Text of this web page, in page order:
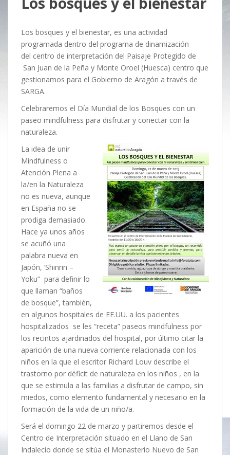
Los bosques y el bienestar, es una actividad
programada dentro del programa de dinamización
del centro de interpretación del Paisaje Protegido de
San Juan de la Peña y Monte Oroel (Huesca) centro que
gestionamos para el Gobierno de Aragón a través de
SARGA.
Celebraremos el Día Mundial de los Bosques con un
paseo mindfulness para disfrutar y conectar con la
naturaleza.
La idea de unir
Mindfulness o
Atención Plena a
la/en la Naturaleza
no es nueva, aunque
en España no se
prodiga demasiado.
Hace ya unos años
se acuñó una
palabra nueva en
Japón, ‘Shinrin –
Yoku” para definir lo
que llaman “baños
de bosque”, también,
en algunos hospitales de EE.UU. a los pacientes
hospitalizados se les “receta” paseos mindfulness por
los recintos ajardinados del hospital, por último citar la
aparición de una nueva corriente relacionada con los
niños en la que el escritor Richard Louv describe el
trastorno por déficit de naturaleza en los niños , en la
que se estimula a las familias a disfrutar de campo, sin
miedos, como elemento fundamental y necesario en la
formación de la vida de un niño/a.
Será el domingo 22 de marzo y partiremos desde el
Centro de Interpretación situado en el Llano de San
Indalecio donde se sitúa el Monasterio Nuevo de San